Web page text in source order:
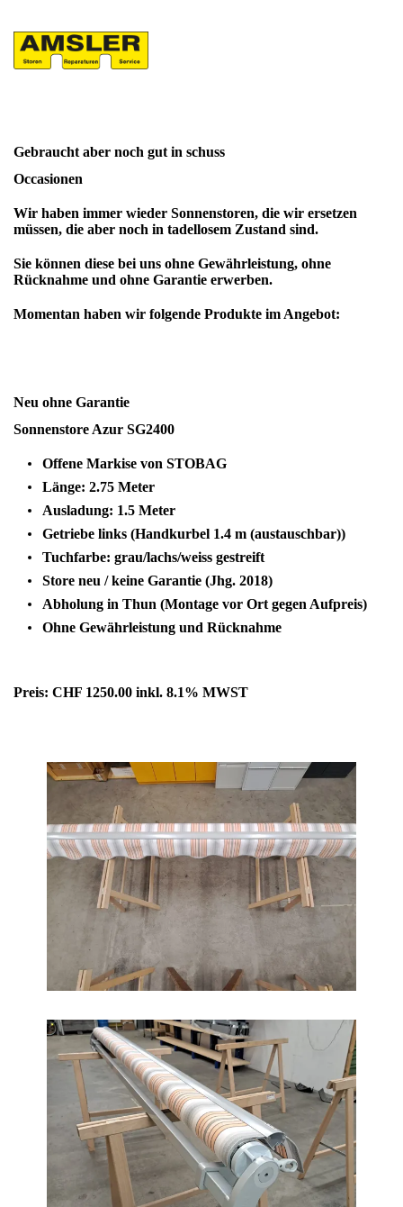
Gebraucht aber noch gut in schuss
Occasionen
Wir haben immer wieder Sonnenstoren, die wir ersetzen
müssen, die aber noch in tadellosem Zustand sind.
Sie können diese bei uns ohne Gewährleistung, ohne
Rücknahme und ohne Garantie erwerben.
Momentan haben wir folgende Produkte im Angebot:
Neu ohne Garantie
Sonnenstore Azur SG2400
Offene Markise von STOBAG
Länge: 2.75 Meter
Ausladung: 1.5 Meter
Getriebe links (Handkurbel 1.4 m (austauschbar))
Tuchfarbe: grau/lachs/weiss gestreift
Store neu / keine Garantie (Jhg. 2018)
Abholung in Thun (Montage vor Ort gegen Aufpreis)
Ohne Gewährleistung und Rücknahme
Preis: CHF 1250.00 inkl. 8.1% MWST